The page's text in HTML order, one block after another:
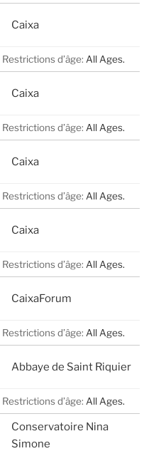
Caixa
Restrictions d’âge: All Ages.
Caixa
Restrictions d’âge: All Ages.
Caixa
Restrictions d’âge: All Ages.
Caixa
Restrictions d’âge: All Ages.
CaixaForum
Restrictions d’âge: All Ages.
Abbaye de Saint Riquier
Restrictions d’âge: All Ages.
Conservatoire Nina
Simone